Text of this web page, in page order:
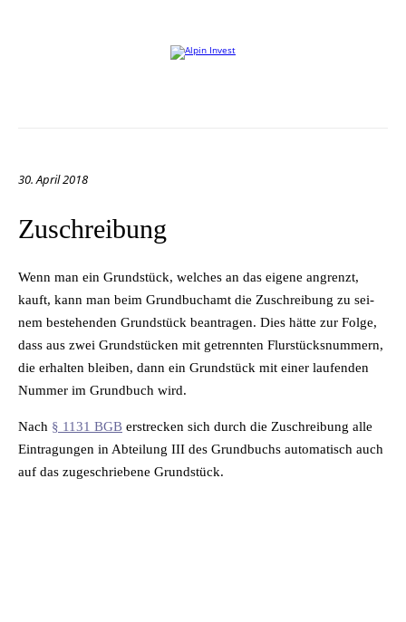
30. April 2018
Zuschreibung
Wenn man ein Grund­stück, wel­ches an das ei­ge­ne an­grenzt,
kauft, kann man beim Grund­buch­amt die Zu­schrei­bung zu sei­
nem be­stehen­den Grund­stück be­an­tra­gen. Dies hät­te zur Fol­ge,
dass aus zwei Grund­stü­cken mit ge­trenn­ten Flur­stücks­num­mern,
die er­hal­ten blei­ben, dann ein Grund­stück mit ei­ner lau­fen­den
Num­mer im Grund­buch wird.
Nach § 1131 BGB er­stre­cken sich durch die Zu­schrei­bung alle
Ein­tra­gun­gen in Ab­tei­lung III des Grund­buchs au­to­ma­tisch auch
auf das zu­ge­schrie­be­ne Grundstück.